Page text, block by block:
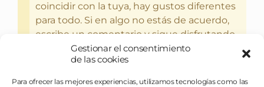
Gestionar el consentimiento
de las cookies
Para ofrecer las mejores experiencias, utilizamos tecnologías como las
coincidir con la tuya, hay gustos diferentes
para todo. Si en algo no estás de acuerdo,
escribe un comentario y sigue disfrutando
del bebercio y el glotoneo.